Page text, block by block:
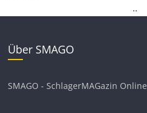
..
Über SMAGO
SMAGO - SchlagerMAGazin Online